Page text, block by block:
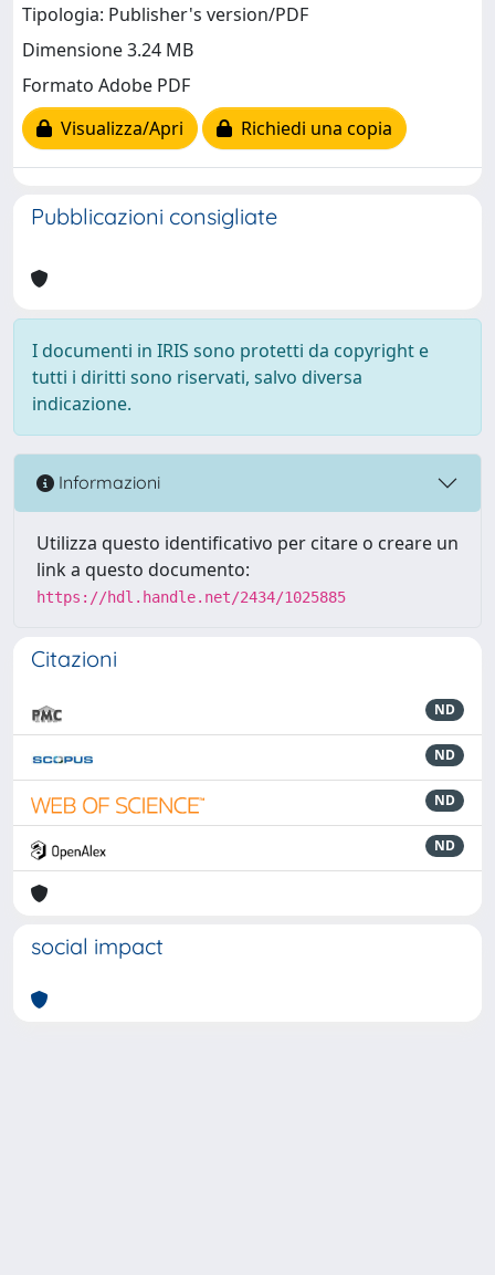
Tipologia: Publisher's version/PDF
Dimensione 3.24 MB
Formato Adobe PDF
Visualizza/Apri
Richiedi una copia
Pubblicazioni consigliate
I documenti in IRIS sono protetti da copyright e
tutti i diritti sono riservati, salvo diversa
indicazione.
Informazioni
Utilizza questo identificativo per citare o creare un
link a questo documento:
https://hdl.handle.net/2434/1025885
Citazioni
ND
ND
ND
ND
social impact